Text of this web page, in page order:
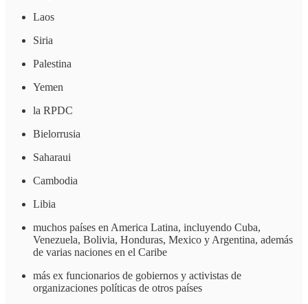
Laos
Siria
Palestina
Yemen
la RPDC
Bielorrusia
Saharaui
Cambodia
Libia
muchos países en America Latina, incluyendo Cuba,
Venezuela, Bolivia, Honduras, Mexico y Argentina, además
de varias naciones en el Caribe
más ex funcionarios de gobiernos y activistas de
organizaciones políticas de otros países